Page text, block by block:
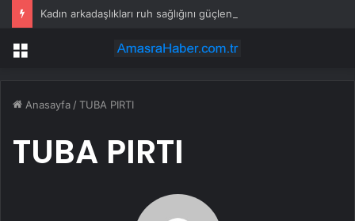
Kadın arkadaşlıkları ruh sağlığını güçlendiriyor
Menü
Anasayfa /TUBA PIRTI
TUBA PIRTI